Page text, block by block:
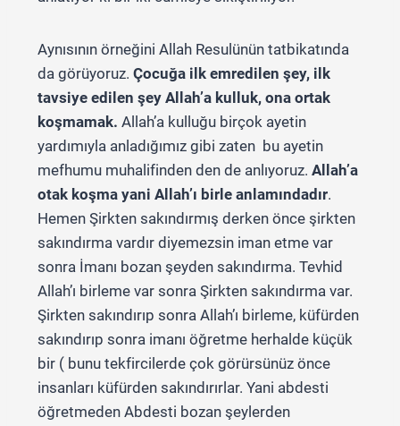
Aynısının örneğini Allah Resulünün tatbikatında
da görüyoruz. Çocuğa ilk emredilen şey, ilk
tavsiye edilen şey Allah’a kulluk, ona ortak
koşmamak. Allah’a kulluğu birçok ayetin
yardımıyla anladığımız gibi zaten bu ayetin
mefhumu muhalifinden den de anlıyoruz. Allah’a
otak koşma yani Allah’ı birle anlamındadır.
Hemen Şirkten sakındırmış derken önce şirkten
sakındırma vardır diyemezsin iman etme var
sonra İmanı bozan şeyden sakındırma. Tevhid
Allah’ı birleme var sonra Şirkten sakındırma var.
Şirkten sakındırıp sonra Allah’ı birleme, küfürden
sakındırıp sonra imanı öğretme herhalde küçük
bir ( bunu tekfircilerde çok görürsünüz önce
insanları küfürden sakındırırlar. Yani abdesti
öğretmeden Abdesti bozan şeylerden